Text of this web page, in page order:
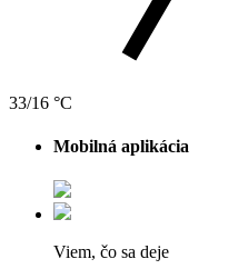
33/16 °C
Mobilná aplikácia
Viem, čo sa deje